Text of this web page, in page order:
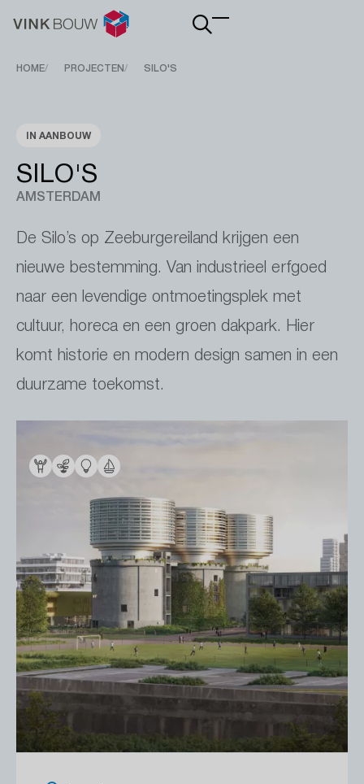
Main
Breadcrumb
HOME PROJECTEN SILO'S
IN AANBOUW
SILO'S
AMSTERDAM
De Silo’s op Zeeburgereiland krijgen een
nieuwe bestemming. Van industrieel erfgoed
naar een levendige ontmoetingsplek met
cultuur, horeca en een groen dakpark. Hier
komt historie en modern design samen in een
duurzame toekomst.